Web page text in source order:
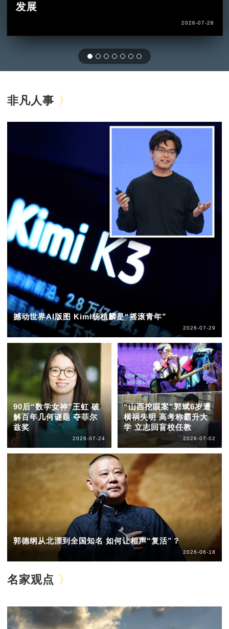
发展
2026-07-28
非凡人事
撼动世界AI版图 Kimi杨植麟是“摇滚青年”
2026-07-29
90后“数学女神”王虹 破
解百年几何谜题 夺菲尔
兹奖
2026-07-24
“山西挖眼案”郭斌6岁遭
横祸失明 高考称霸升大
学 立志回盲校任教
2026-07-02
郭德纲从北漂到全国知名 如何让相声“复活”？
2026-06-18
名家观点